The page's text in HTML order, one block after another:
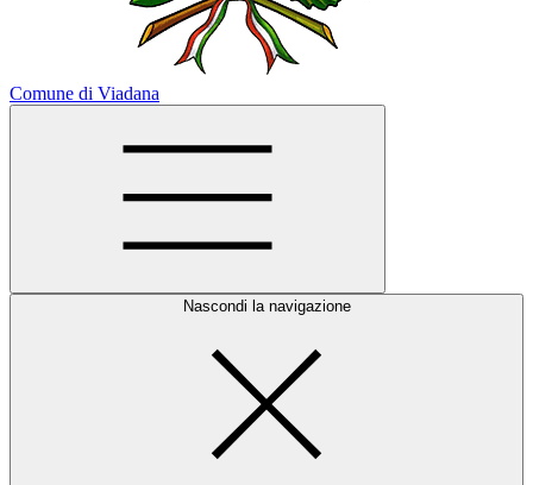
Comune di Viadana
Nascondi la navigazione